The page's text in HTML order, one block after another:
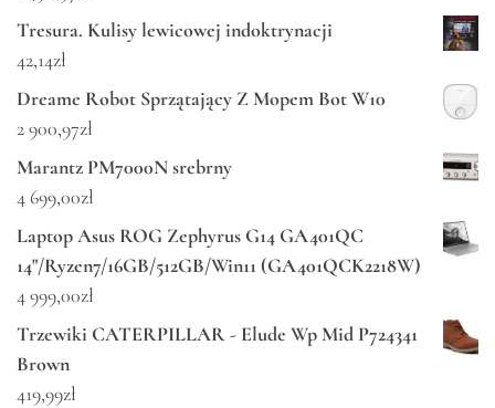
Tresura. Kulisy lewicowej indoktrynacji
42,14zł
Dreame Robot Sprzątający Z Mopem Bot W10
2 900,97zł
Marantz PM7000N srebrny
4 699,00zł
Laptop Asus ROG Zephyrus G14 GA401QC
14"/Ryzen7/16GB/512GB/Win11 (GA401QCK2218W)
4 999,00zł
Trzewiki CATERPILLAR - Elude Wp Mid P724341
Brown
419,99zł